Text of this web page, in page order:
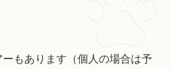
もあります（個人の場合は予